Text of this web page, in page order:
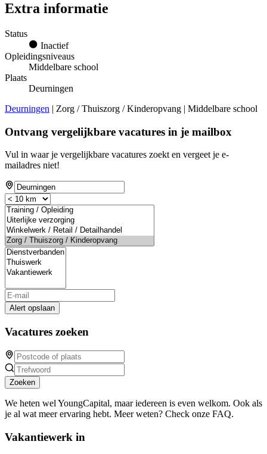
Extra informatie
Status
Inactief
Opleidingsniveaus
Middelbare school
Plaats
Deurningen
Deurningen | Zorg / Thuiszorg / Kinderopvang | Middelbare school
Ontvang vergelijkbare vacatures in je mailbox
Vul in waar je vergelijkbare vacatures zoekt en vergeet je e-
mailadres niet!
Alert opslaan
Vacatures zoeken
Zoeken
We heten wel YoungCapital, maar iedereen is even welkom. Ook als
je al wat meer ervaring hebt. Meer weten? Check onze FAQ.
Vakantiewerk in